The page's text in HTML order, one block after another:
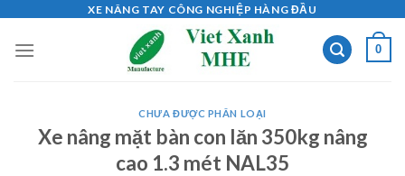
content
XE NÂNG TAY CÔNG NGHIỆP HÀNG ĐẦU
0
CHƯA ĐƯỢC PHÂN LOẠI
Xe nâng mặt bàn con lăn 350kg nâng
cao 1.3 mét NAL35